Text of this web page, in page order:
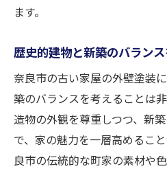
ます。
歴史的建物と新築のバラン
奈良市の古い家屋の外壁塗装
築のバランスを考えることは
造物の外観を尊重しつつ、新
で、家の魅力を一層高めるこ
良市の伝統的な町家の素材や